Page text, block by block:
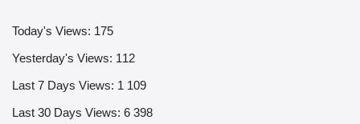
Today's Views: 175
Yesterday's Views: 112
Last 7 Days Views: 1 109
Last 30 Days Views: 6 398